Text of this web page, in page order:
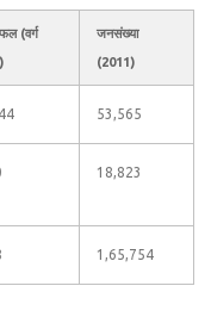
(वर्ग
जनसंख्या
(2011)
53,565
18,823
1,65,754